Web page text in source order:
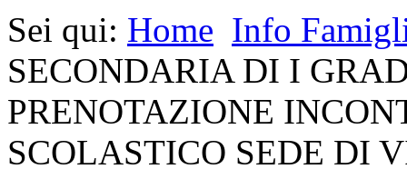
Sei qui: Home Info
SECONDARIA DI I
PRENOTAZIONE
SCOLASTICO SEDE DI